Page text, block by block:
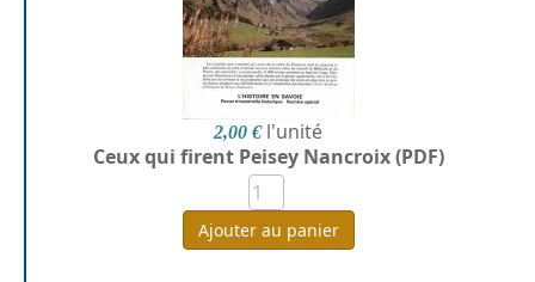
2,00 € l'unité
Ceux qui firent Peisey Nancroix (PDF)
Ajouter au panier